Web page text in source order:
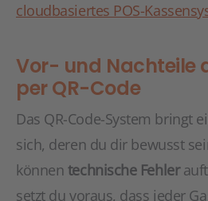
cloudbasiertes POS-
Vor- und Nachteile
per QR-Code
Das QR-Code-System bringt
sich, deren du dir bewusst
können technische Fehler
setzt du voraus, dass jeder